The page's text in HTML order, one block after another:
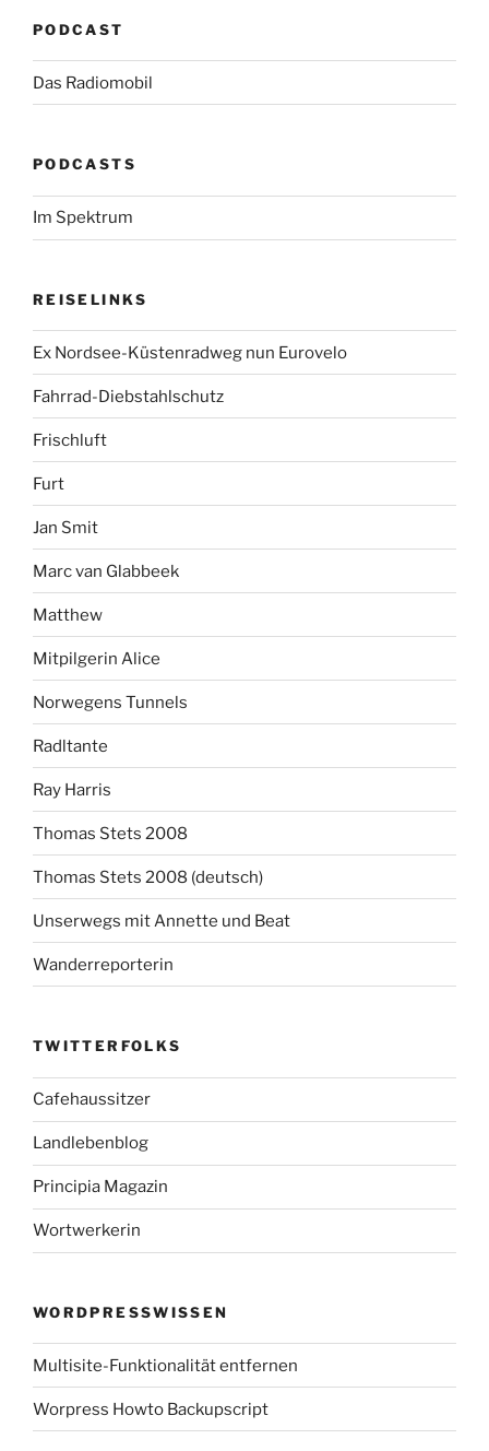
PODCAST
Das Radiomobil
PODCASTS
Im Spektrum
REISELINKS
Ex Nordsee-Küstenradweg nun Eurovelo
Fahrrad-Diebstahlschutz
Frischluft
Furt
Jan Smit
Marc van Glabbeek
Matthew
Mitpilgerin Alice
Norwegens Tunnels
Radltante
Ray Harris
Thomas Stets 2008
Thomas Stets 2008 (deutsch)
Unserwegs mit Annette und Beat
Wanderreporterin
TWITTERFOLKS
Cafehaussitzer
Landlebenblog
Principia Magazin
Wortwerkerin
WORDPRESSWISSEN
Multisite-Funktionalität entfernen
Worpress Howto Backupscript